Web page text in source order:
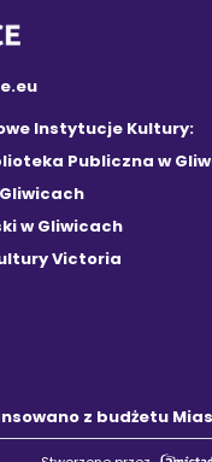
Instytucje Kultury:
Publiczna w
w Gliwicach
Victoria
z budżetu